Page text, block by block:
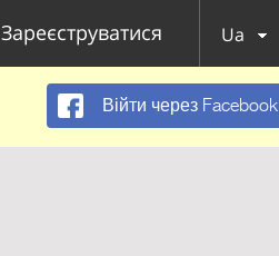
Зареєструватися Ua
Війти через Facebook